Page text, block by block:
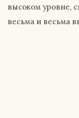
высоком уровне,
весьма и весьма